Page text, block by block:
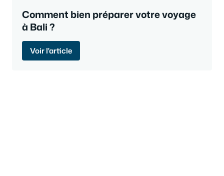
Comment bien préparer votre voyage
à Bali ?
Voir l'article